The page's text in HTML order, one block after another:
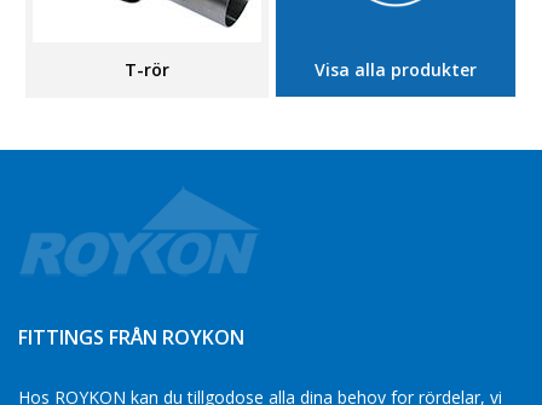
T-rör Visa alla produkter
FITTINGS FRÅN ROYKON
Hos ROYKON kan du tillgodose alla dina behov for rördelar, vi